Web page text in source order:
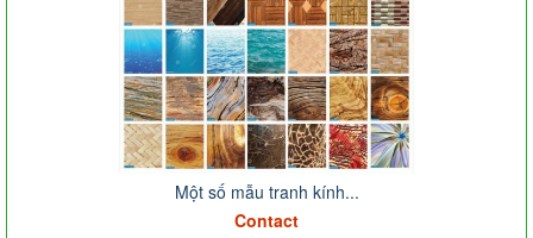
Một số mẫu tranh kính...
Contact